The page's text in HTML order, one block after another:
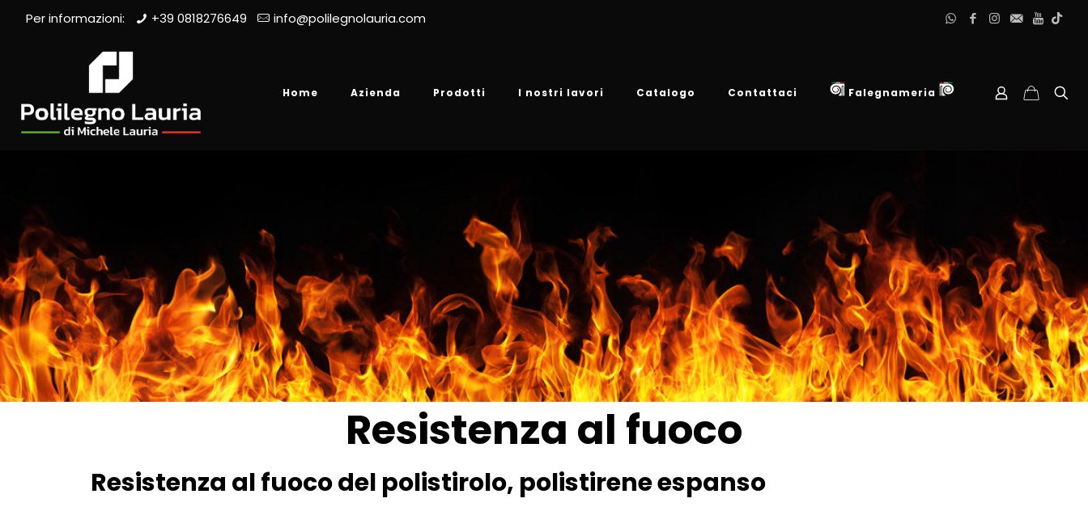
Per informazioni: +39 0818276649 info@polilegnolauria.com
Home Azienda Prodotti I nostri lavori Catalogo Contattaci Falegnameria
Resistenza al fuoco
Resistenza al fuoco del polistirolo, polistirene espanso